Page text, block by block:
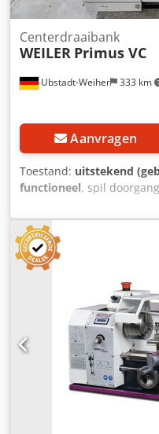
Ubstadt-Weiher 333 km
Centerdraaibank
WEILER Primus VC
Aanvragen
Toestand: uitstekend
functioneel, spil
, breedte in het
4.000 rpm, Uitrusting:
Geachte dames en
WEILER Primus VC
vooral door het Siemens
traploze
vermoeden, kan het VC-
snijsnelheid. De
geïnspecteerd en
als optisch in uitstekende
orde, de
schakelen soepel. U bent
VC bij ons op locatie te